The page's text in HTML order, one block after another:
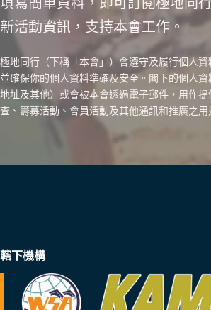
填寫簡單資料，即可訂閱極地同
新活動資訊，支持本會工作。
極地同行（下稱「本會」）會遵守及履行個人資
並確保你的個人資料準確及安全。閣下的個人
地址及其他）或會被本會透過電子郵件，用作
查、籌募活動、會員活動及其他通訊和推廣之用
轄下機構